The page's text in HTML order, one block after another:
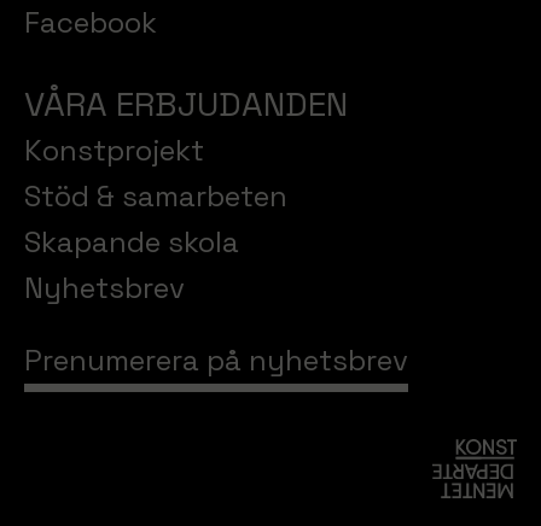
Facebook
VÅRA ERBJUDANDEN
Konstprojekt
Stöd & samarbeten
Skapande skola
Nyhetsbrev
Prenumerera på nyhetsbrev